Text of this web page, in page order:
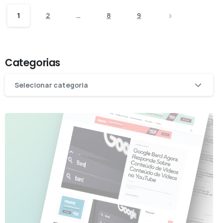
1 2 … 8 9
Categorias
Categorias
Selecionar categoria